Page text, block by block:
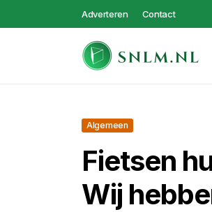
Adverteren Contact
Algemeen
Fietsen
Wij